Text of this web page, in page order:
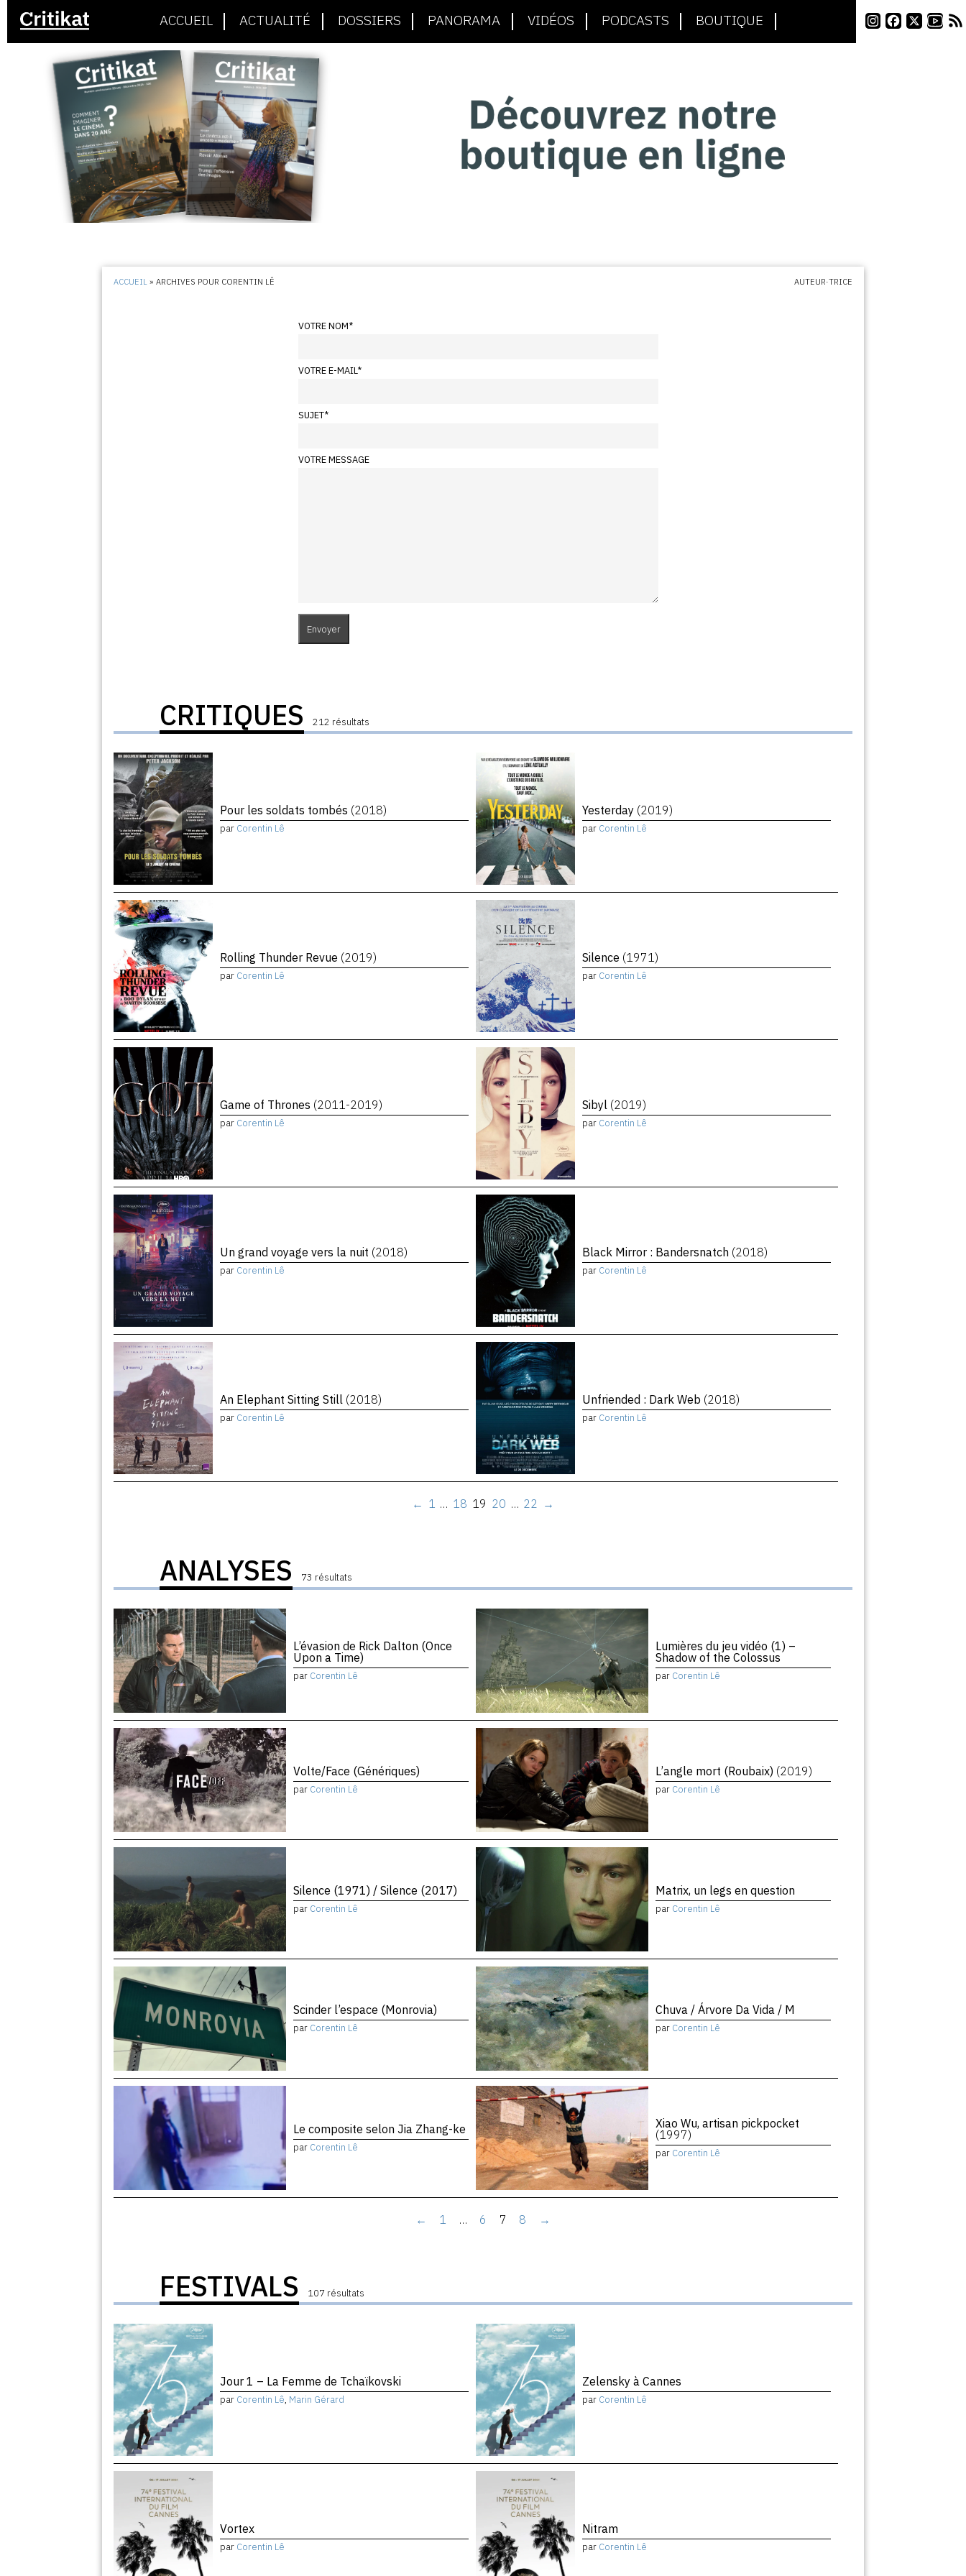
ACCUEIL ACTUALITÉ DOSSIERS PANORAMA VIDÉOS PODCASTS BOUTIQUE
ACCUEIL »ARCHIVES POUR CORENTIN LÊ AUTEUR·TRICE
VOTRE NOM*
VOTRE E-MAIL*
SUJET*
VOTRE MESSAGE
CRITIQUES 212 résultats
Pour les soldats tombés (2018)
par Corentin Lê
Yesterday (2019)
par Corentin Lê
Rolling Thunder Revue (2019)
par Corentin Lê
Silence (1971)
par Corentin Lê
Game of Thrones (2011-2019)
par Corentin Lê
Sibyl (2019)
par Corentin Lê
Un grand voyage vers la nuit (2018)
par Corentin Lê
Black Mirror : Bandersnatch (2018)
par Corentin Lê
An Elephant Sitting Still (2018)
par Corentin Lê
Unfriended : Dark Web (2018)
par Corentin Lê
← 1 … 18 19 20 … 22 →
ANALYSES 73 résultats
L’évasion de Rick Dalton (Once
Upon a Time)
par Corentin Lê
Lumières du jeu vidéo (1) –
Shadow of the Colossus
par Corentin Lê
Volte/Face (Génériques)
par Corentin Lê
L’angle mort (Roubaix) (2019)
par Corentin Lê
Silence (1971) / Silence (2017)
par Corentin Lê
Matrix, un legs en question
par Corentin Lê
Scinder l’espace (Monrovia)
par Corentin Lê
Chuva / Árvore Da Vida / M
par Corentin Lê
Le composite selon Jia Zhang-ke
par Corentin Lê
Xiao Wu, artisan pickpocket
(1997)
par Corentin Lê
← 1 … 6 7 8 →
FESTIVALS 107 résultats
Jour 1 – La Femme de Tchaïkovski
par Corentin Lê, Marin Gérard
Zelensky à Cannes
par Corentin Lê
Vortex
par Corentin Lê
Nitram
par Corentin Lê